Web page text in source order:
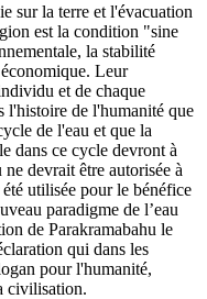
sur la terre et l'évacuation
est la condition "sine
la stabilité
Leur
et de chaque
l'histoire de l'humanité que
de l'eau et que la
dans ce cycle devront à
devrait être autorisée à
utilisée pour le bénéfice
paradigme de l’eau
de Parakramabahu le
qui dans les
pour l'humanité,
civilisation.